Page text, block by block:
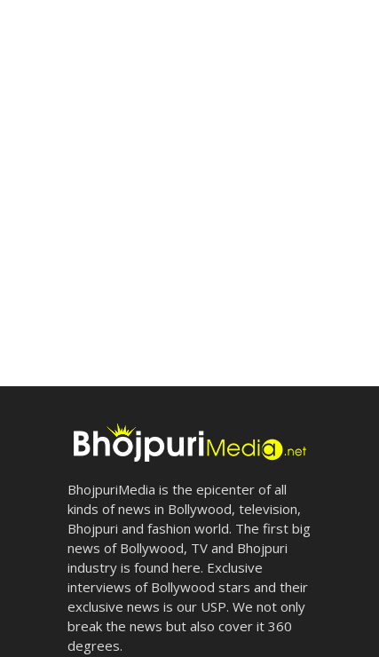
BhojpuriMedia is the epicenter of all
kinds of news in Bollywood, television,
Bhojpuri and fashion world. The first big
news of Bollywood, TV and Bhojpuri
industry is found here. Exclusive
interviews of Bollywood stars and their
exclusive news is our USP. We not only
break the news but also cover it 360
degrees.